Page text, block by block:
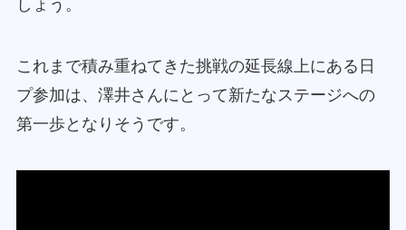
しょう。
これまで積み重ねてきた挑戦の延長線上にある日
プ参加は、澤井さんにとって新たなステージへの
第一歩となりそうです。